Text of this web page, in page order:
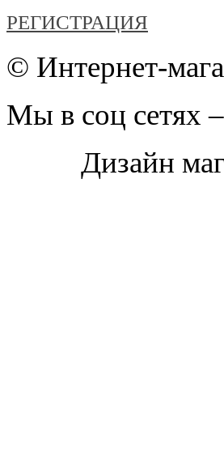
РЕГИСТРАЦИЯ
© Интернет-
Мы в соц сетях –
Дизайн